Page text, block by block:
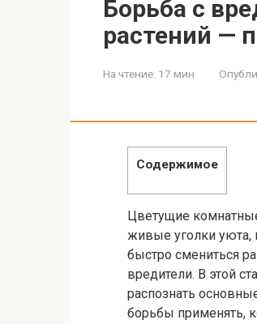
Борьба с
растений —
На чтение: 17 мин
Содержимое
Цветущие
живые уголки уюта,
быстро смениться
вредители. В этой
распознать
борьбы применять,